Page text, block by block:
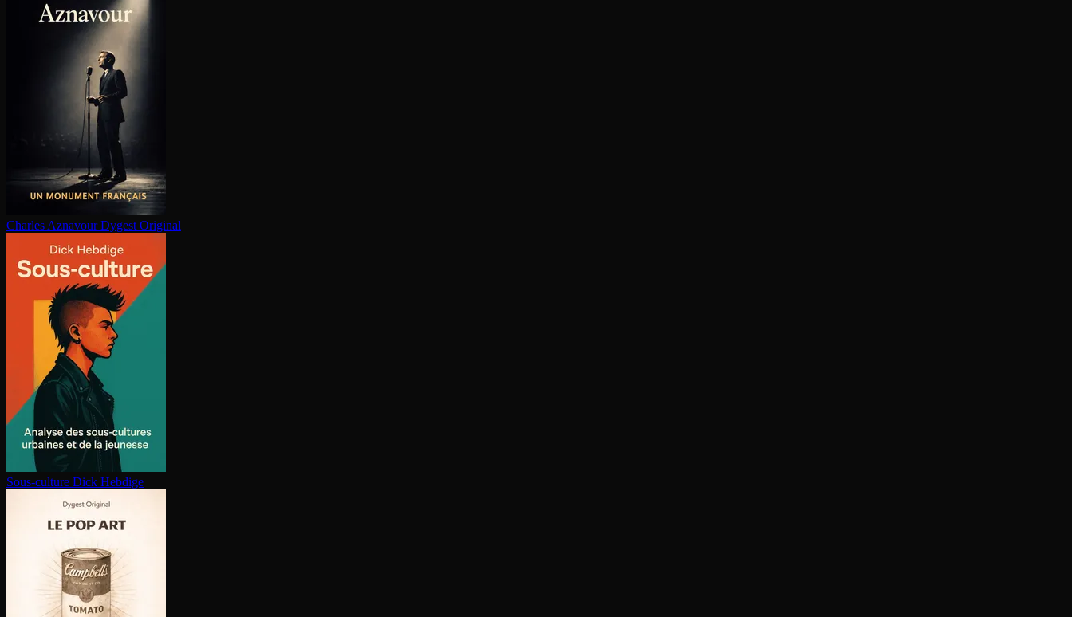
Charles Aznavour Dygest Original
Sous-culture Dick Hebdige